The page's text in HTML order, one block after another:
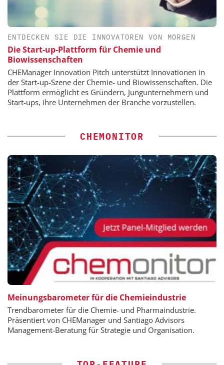
ENTDECKEN SIE DIE INNOVATOREN VON MORGEN
Die Start-up-Plattform für Chemie und
Biowissenschaften
CHEManager Innovation Pitch unterstützt Innovationen in
der Start-up-Szene der Chemie- und Biowissenschaften. Die
Plattform ermöglicht es Gründern, Jungunternehmern und
Start-ups, ihre Unternehmen der Branche vorzustellen.
CHEMONITOR
Meinungsbarometer für die Chemieindustrie
Trendbarometer für die Chemie- und Pharmaindustrie.
Präsentiert von CHEManager und Santiago Advisors
Management-Beratung für Strategie und Organisation.